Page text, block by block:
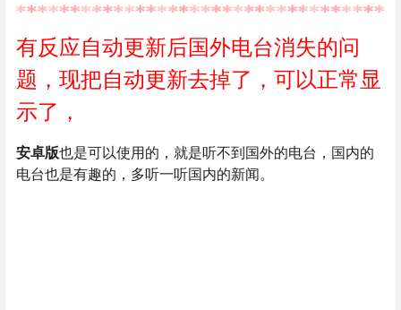
有反应自动更新后国外电台消失的问
题，现把自动更新去掉了，可以正常显
示了，
安卓版也是可以使用的，就是听不到国外的电台，国内的
电台也是有趣的，多听一听国内的新闻。